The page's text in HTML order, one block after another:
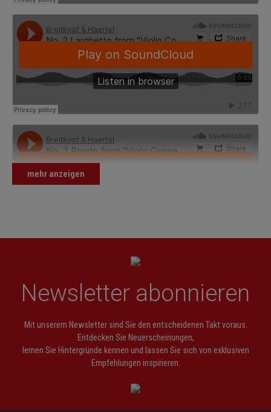
mehr anzeigen
Newsletter abonnieren
Mit unserem Newsletter sind Sie den entscheidenen Takt voraus.
Entdecken Sie Neuerscheinungen,
lernen Sie Hintergründe kennen und lassen Sie sich von exklusiven
Empfehlungen inspirieren.